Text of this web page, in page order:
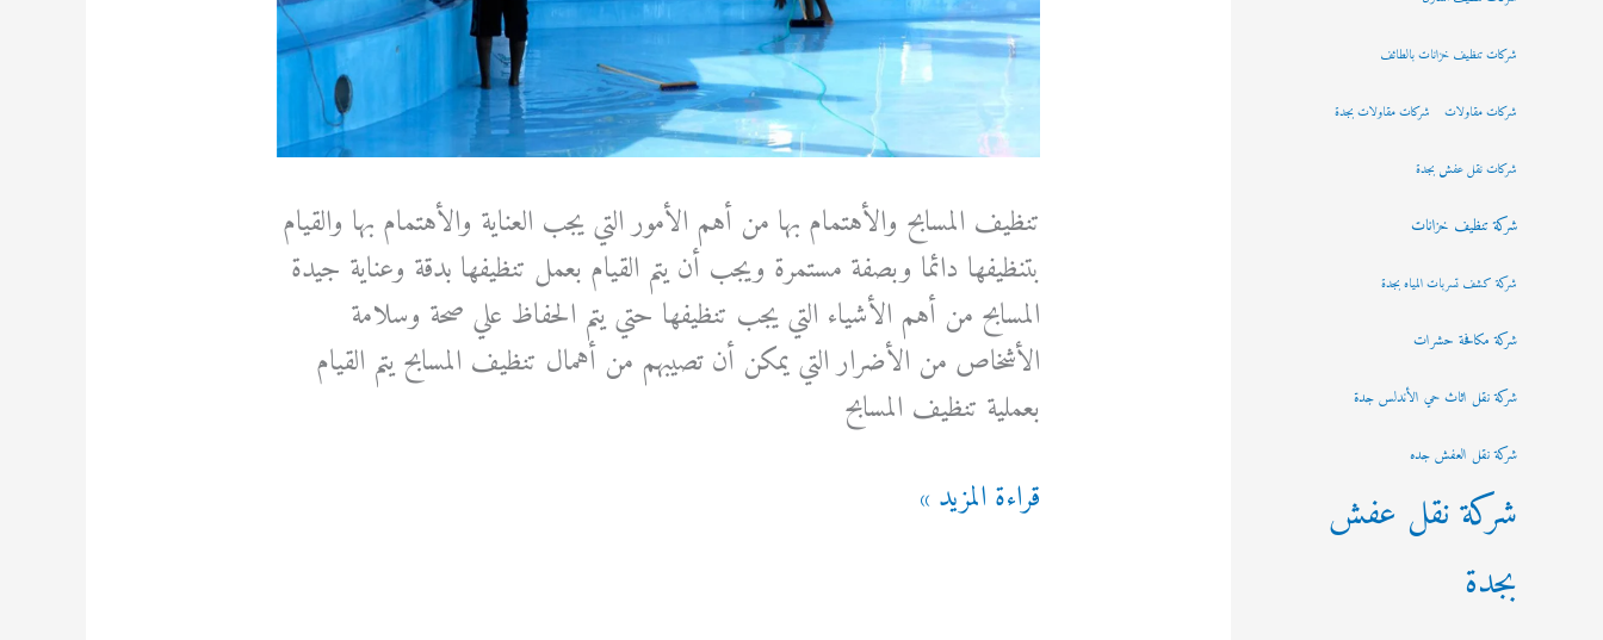
شركات تنظيف خزانات بالطائف
شركات مقاولات شركات مقاولات بجدة
شركات نقل عفش بجدة
شركة تنظيف خزانات
شركة كشف تسربات المياه بجدة
شركة مكافحة حشرات
شركة نقل اثاث حي الأندلس جدة
شركة نقل العفش جده
شركة نقل عفش
بجدة
تنظيف المسابح والأهتمام بها من أهم الأمور التي يجب العناية والأهتمام بها والقيام
بتنظيفها دائما وبصفة مستمرة ويجب أن يتم القيام بعمل تنظيفها بدقة وعناية جيدة
المسابح من أهم الأشياء التي يجب تنظيفها حتي يتم الحفاظ علي صحة وسلامة
الأشخاص من الأضرار التي يمكن أن تصيبهم من أهمال تنظيف المسابح يتم القيام
بعملية تنظيف المسابح
تنظيف
قراءة المزيد »